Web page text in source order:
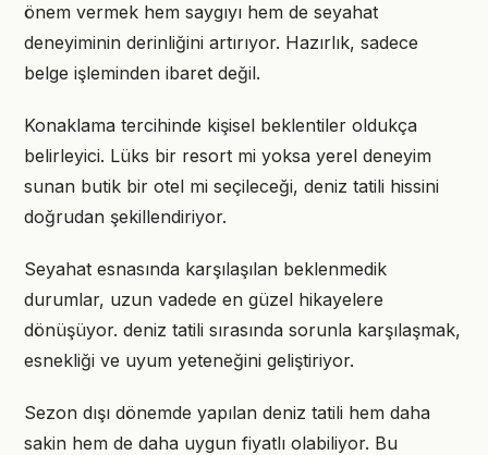
önem vermek hem saygıyı hem de seyahat
deneyiminin derinliğini artırıyor. Hazırlık, sadece
belge işleminden ibaret değil.
Konaklama tercihinde kişisel beklentiler oldukça
belirleyici. Lüks bir resort mi yoksa yerel deneyim
sunan butik bir otel mi seçileceği, deniz tatili hissini
doğrudan şekillendiriyor.
Seyahat esnasında karşılaşılan beklenmedik
durumlar, uzun vadede en güzel hikayelere
dönüşüyor. deniz tatili sırasında sorunla karşılaşmak,
esnekliği ve uyum yeteneğini geliştiriyor.
Sezon dışı dönemde yapılan deniz tatili hem daha
sakin hem de daha uygun fiyatlı olabiliyor. Bu